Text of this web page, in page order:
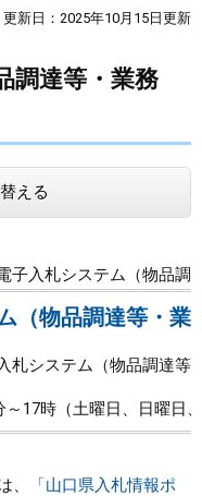
更新日：2025年10月15日更新
調達等・業務
える
子入札システム（物品調
（物品調達等・業
札システム（物品調達
～17時（土曜日、日曜日
、
「山口県入札情報ポ